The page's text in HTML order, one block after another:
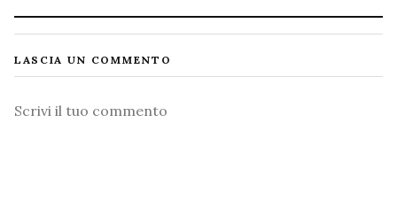
LASCIA UN COMMENTO
Commento